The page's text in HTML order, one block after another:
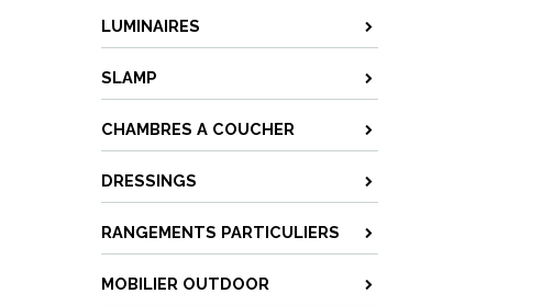
LUMINAIRES
SLAMP
CHAMBRES A COUCHER
DRESSINGS
RANGEMENTS PARTICULIERS
MOBILIER OUTDOOR